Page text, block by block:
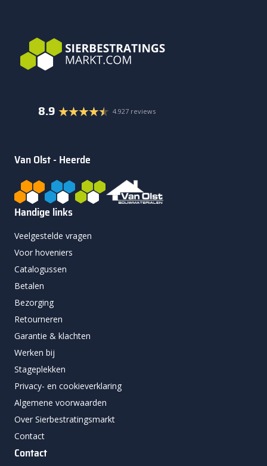
8.9 4.927 reviews
Van Olst - Heerde
Handige links
Veelgestelde vragen
Voor hoveniers
Catalogussen
Betalen
Bezorging
Retourneren
Garantie & klachten
Werken bij
Stageplekken
Privacy- en cookieverklaring
Algemene voorwaarden
Over Sierbestratingsmarkt
Contact
Contact